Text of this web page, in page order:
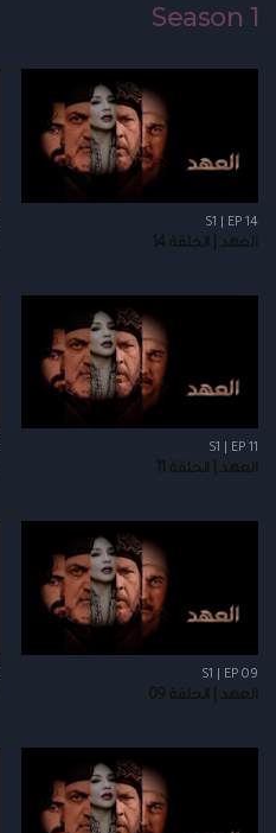
Season 1
S1 | EP 14
العهد | الحلقة 14
S1 | EP 11
العهد | الحلقة 11
S1 | EP 09
العهد | الحلقة 09